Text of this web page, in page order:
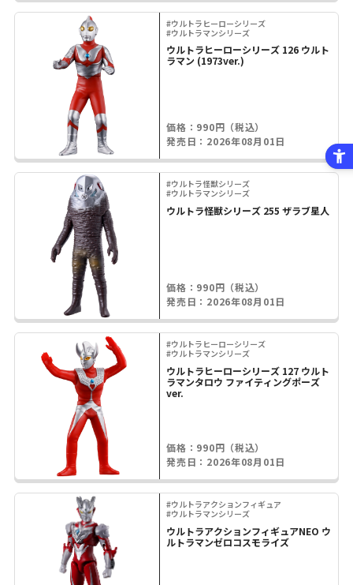
#ウルトラヒーローシリーズ
#ウルトラマンシリーズ
ウルトラヒーローシリーズ 126 ウルト
ラマン (1973ver.)
価格：990円（税込）
発売日：2026年08月01日
#ウルトラ怪獣シリーズ
#ウルトラマンシリーズ
ウルトラ怪獣シリーズ 255 ザラブ星人
価格：990円（税込）
発売日：2026年08月01日
#ウルトラヒーローシリーズ
#ウルトラマンシリーズ
ウルトラヒーローシリーズ 127 ウルト
ラマンタロウ ファイティングポーズ
ver.
価格：990円（税込）
発売日：2026年08月01日
#ウルトラアクションフィギュア
#ウルトラマンシリーズ
ウルトラアクションフィギュアNEO ウ
ルトラマンゼロコスモライズ